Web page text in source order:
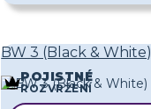
BW 3 (Black & White)
POJISTNÉ
ROZVRŽENÍ